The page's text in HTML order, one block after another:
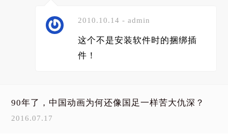
2010.10.14 - admin
这个不是安装软件时的捆绑插
件！
90年了，中国动画为何还像国足一样苦大仇深？
2016.07.17